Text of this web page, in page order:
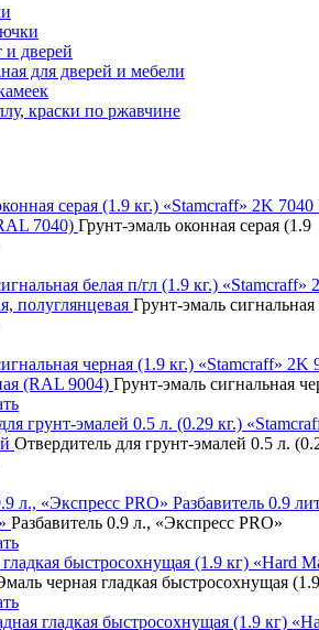
и дверей
для дверей и мебели
краски по ржавчине
7040) Грунт-эмаль оконная серая
полуглянцевая Грунт-эмаль
(RAL 9004) Грунт-эмаль сигнальная
Отвердитель для грунт-эмалей 0.5 л.
Разбавитель 0.9
Разбавитель 0.9 л., «Экспресс PRO»
черная гладкая быстросохнущая